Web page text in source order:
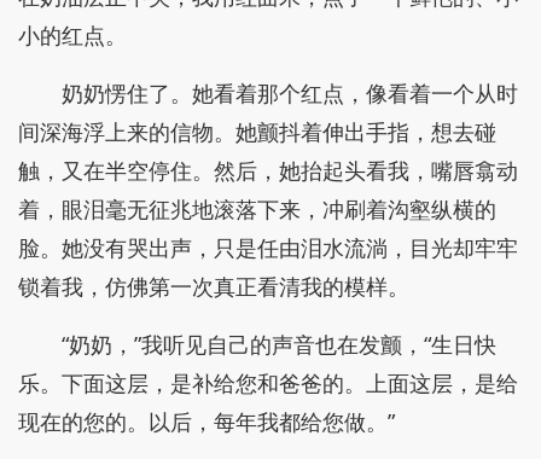
小的红点。
奶奶愣住了。她看着那个红点，像看着一个从时
间深海浮上来的信物。她颤抖着伸出手指，想去碰
触，又在半空停住。然后，她抬起头看我，嘴唇翕动
着，眼泪毫无征兆地滚落下来，冲刷着沟壑纵横的
脸。她没有哭出声，只是任由泪水流淌，目光却牢牢
锁着我，仿佛第一次真正看清我的模样。
“奶奶，”我听见自己的声音也在发颤，“生日快
乐。下面这层，是补给您和爸爸的。上面这层，是给
现在的您的。以后，每年我都给您做。”